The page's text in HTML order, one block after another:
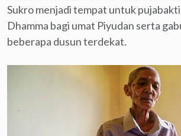
Sukro menjadi tempat untuk
Dhamma bagi umat Piyudan serta
beberapa dusun terdekat.